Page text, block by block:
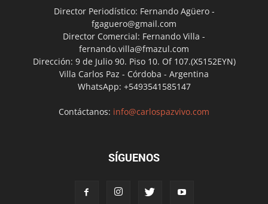
Director Periodístico: Fernando Agüero -
fgaguero@gmail.com
Director Comercial: Fernando Villa -
fernando.villa@fmazul.com
Dirección: 9 de Julio 90. Piso 10. Of 107.(X5152EYN)
Villa Carlos Paz - Córdoba - Argentina
WhatsApp: +5493541585147
Contáctanos: info@carlospazvivo.com
SÍGUENOS